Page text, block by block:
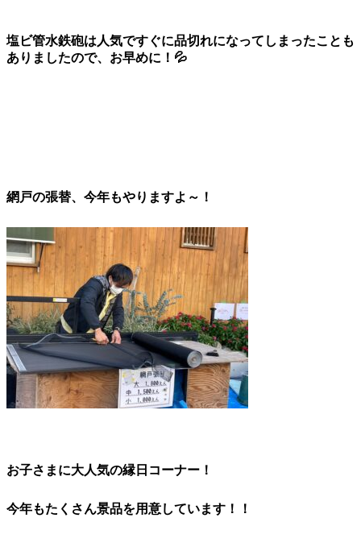
塩ビ管水鉄砲は人気ですぐに品切れになってしまったことも
ありましたので、お早めに！💦
網戸の張替、今年もやりますよ～！
お子さまに大人気の縁日コーナー！
今年もたくさん景品を用意しています！！